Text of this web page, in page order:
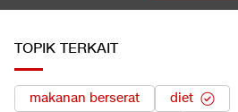
TOPIK TERKAIT
makanan berserat
diet